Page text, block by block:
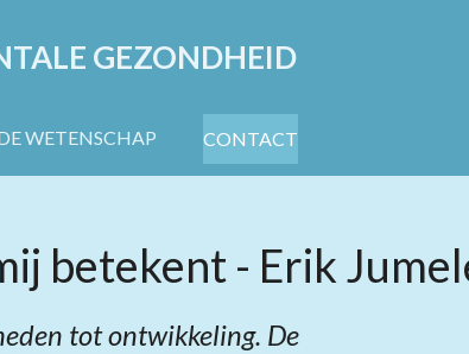
GEZONDHEID
WETENSCHAP CONTACT
betekent - Erik
tot ontwikkeling. De